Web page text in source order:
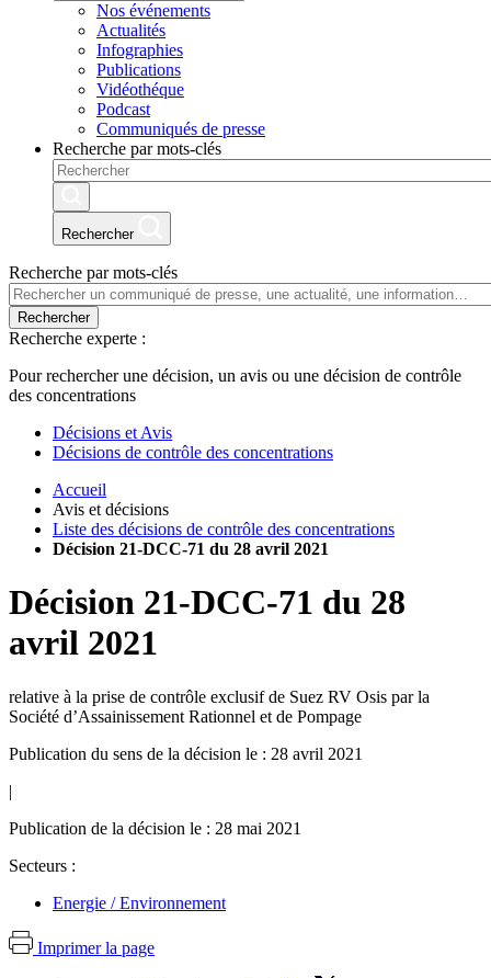
Nos événements
Actualités
Infographies
Publications
Vidéothéque
Podcast
Communiqués de presse
Recherche par mots-clés
Rechercher
Recherche par mots-clés
Rechercher
Recherche experte :
Pour rechercher une décision, un avis ou une décision de contrôle
des concentrations
Décisions et Avis
Décisions de contrôle des concentrations
Accueil
Avis et décisions
Liste des décisions de contrôle des concentrations
Décision 21-DCC-71 du 28 avril 2021
Décision 21-DCC-71 du 28
avril 2021
relative à la prise de contrôle exclusif de Suez RV Osis par la
Société d’Assainissement Rationnel et de Pompage
Publication du sens de la décision le : 28 avril 2021
|
Publication de la décision le : 28 mai 2021
Secteurs :
Energie / Environnement
Imprimer la page